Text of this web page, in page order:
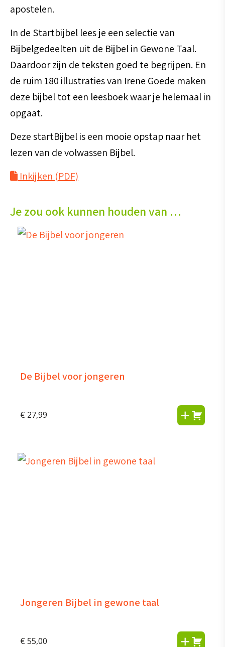
apostelen.
In de Startbijbel lees je een selectie van
Bijbelgedeelten uit de Bijbel in Gewone Taal.
Daardoor zijn de teksten goed te begrijpen. En
de ruim 180 illustraties van Irene Goede maken
deze bijbel tot een leesboek waar je helemaal in
opgaat.
Deze startBijbel is een mooie opstap naar het
lezen van de volwassen Bijbel.
Inkijken (PDF)
Je zou ook kunnen houden van …
De Bijbel voor jongeren
€ 27,99
Jongeren Bijbel in gewone taal
€ 55,00